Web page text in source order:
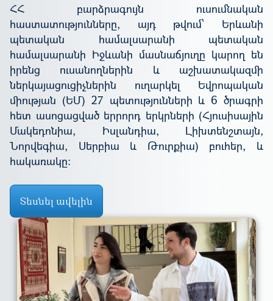
ՀՀ բարձրագույն ուսումնական
հաստատությունները, այդ թվում՝ Երևանի
պետական համալսարանի պետական
համալսարանի Իջևանի մասնաճյուղը կարող են
իրենց ուսանողներին և աշխատակազմի
ներկայացուցիչներին ուղարկել Եվրոպական
միության (ԵՄ) 27 պետությունների և 6 ծրագրի
հետ ասոցացված երրորդ երկրների (Հյուսիսային
Մակեդոնիա, Իսլանդիա, Լիխտենշտայն,
Նորվեգիա, Սերբիա և Թուրքիա) բուհեր, և
հակառակը:
Տեսնել ավելին